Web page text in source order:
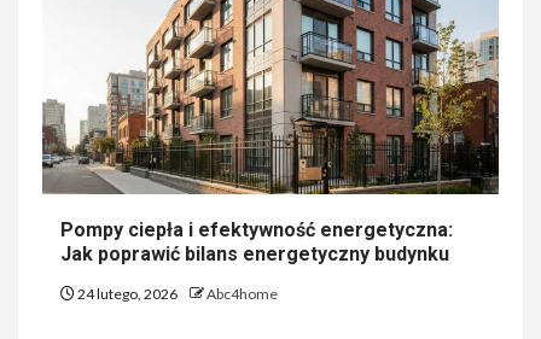
Pompy ciepła i efektywność energetyczna:
Jak poprawić bilans energetyczny budynku
24 lutego, 2026 Abc4home